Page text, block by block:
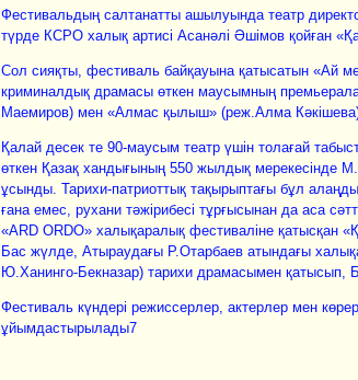
Фестивальдың салтанатты ашылуын­да театр
түрде КСРО халық артисі Асанәлі Әшімов қойған
Сол сияқты, фестиваль байқауына қатысатын «Ай
криминалдық драмасы өткен маусымның
Маемиров) мен «Алмас қылыш» (реж.Алма
Қалай десек те 90-маусым театр үшін толағай
өткен Қазақ хандығының 550 жылдық мерекесінде
ұсынды. Тарихи-патриоттық тақырыптағы бұл
ғана емес, рухани тәжірибесі тұрғысынан да аса
«ARD ORDO» халықаралық фестиваліне қатысқан
Бас жүлде, Атыраудағы Р.Отарбаев атындағы
Ю.Ханинго-Бекназар) тарихи драмасымен қатысып,
Фестиваль күндері режиссерлер, актерлер мен
ұйымдастырылады7